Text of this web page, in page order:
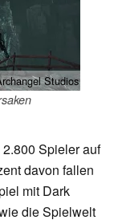
Studios
Spieler auf
davon fallen
mit Dark
die Spielwelt